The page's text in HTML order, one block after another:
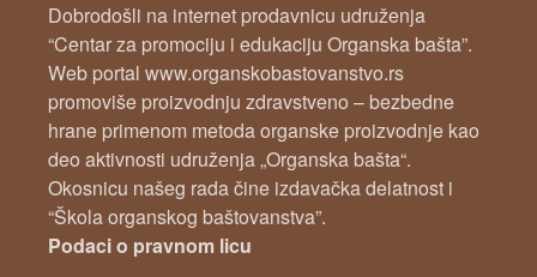
Dobrodošli na internet prodavnicu udruženja
“Centar za promociju i edukaciju Organska bašta”.
Web portal www.organskobastovanstvo.rs
promoviše proizvodnju zdravstveno – bezbedne
hrane primenom metoda organske proizvodnje kao
deo aktivnosti udruženja „Organska bašta“.
Okosnicu našeg rada čine izdavačka delatnost i
“Škola organskog baštovanstva”.
Podaci o pravnom licu